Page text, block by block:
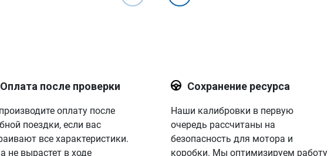
Оплата после проверки
оплату после
поездки, если вас
все характеристики.
не вырастет в ходе
Сохранение ресурса
Наши калибровки в первую
очередь рассчитаны на
безопасность для мотора и
коробки. Мы оптимизируем работу